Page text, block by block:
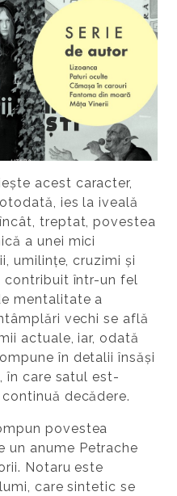
acest caracter,
ies la iveală
treptat, povestea
a unei mici
umilințe, cruzimi și
contribuit într-un fel
mentalitate a
vechi se află
actuale, iar, odată
în detalii însăși
în care satul est-
decădere.
povestea
un anume Petrache
Notaru este
care sintetic se